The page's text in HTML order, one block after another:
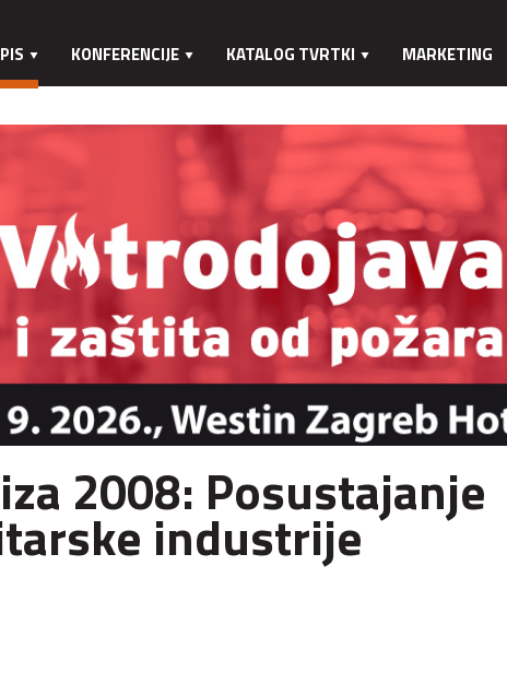
KONFERENCIJE KATALOG TVRTKI MARKETING
2008: Posustajanje
industrije